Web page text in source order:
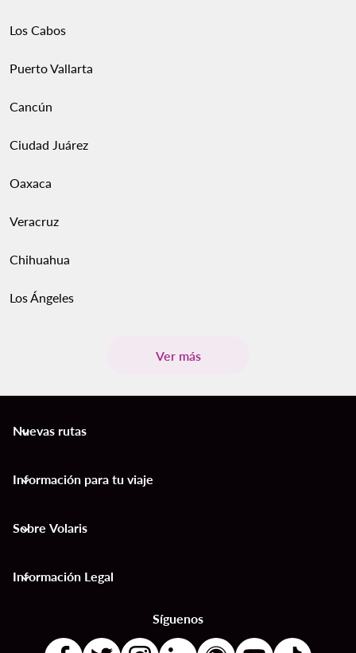
Los Cabos
Puerto Vallarta
Cancún
Ciudad Juárez
Oaxaca
Veracruz
Chihuahua
Los Ángeles
Ver más
Nuevas rutas
keyboard_arrow_down
Información para tu viaje
keyboard_arrow_down
Sobre Volaris
keyboard_arrow_down
Información Legal
keyboard_arrow_down
Síguenos